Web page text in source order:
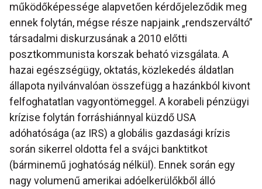
működőképessége alapvetően kérdőjeleződik meg
ennek folytán, mégse része napjaink „rendszerváltó”
társadalmi diskurzusának a 2010 előtti
posztkommunista korszak beható vizsgálata. A
hazai egészségügy, oktatás, közlekedés áldatlan
állapota nyilvánvalóan összefügg a hazánkból kivont
felfoghatatlan vagyontömeggel. A korabeli pénzügyi
krízise folytán forráshiánnyal küzdő USA
adóhatósága (az IRS) a globális gazdasági krízis
során sikerrel oldotta fel a svájci banktitkot
(bárminemű joghatóság nélkül). Ennek során egy
nagy volumenű amerikai adóelkerülőkből álló